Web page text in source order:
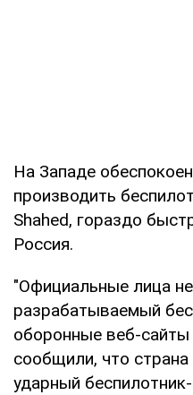
На Западе
производить
Shahed, гораздо
Россия.
"Официальные лица
разрабатываемый
оборонные веб-
сообщили, что
ударный